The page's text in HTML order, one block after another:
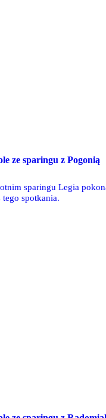
ze sparingu z Pogonią
sparingu Legia
spotkania.